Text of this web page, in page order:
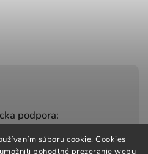
súboru cookie. Cookies
pohodlné prezeranie webu
podpora:
603 248 457